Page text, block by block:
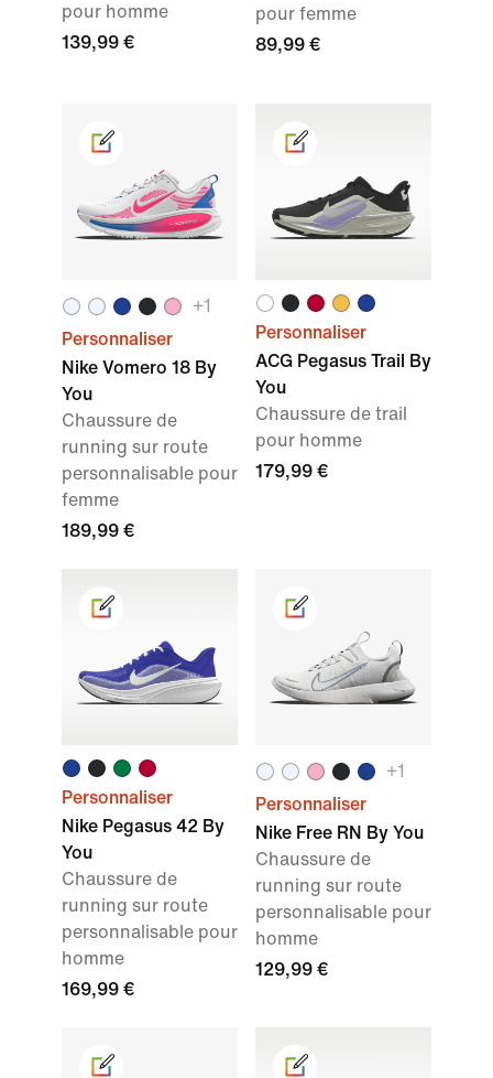
pour homme
139,99 €
pour femme
89,99 €
+1
Personnaliser
Nike Vomero 18 By
You
Chaussure de
running sur route
personnalisable pour
femme
189,99 €
Personnaliser
ACG Pegasus Trail By
You
Chaussure de trail
pour homme
179,99 €
Personnaliser
Nike Pegasus 42 By
You
Chaussure de
running sur route
personnalisable pour
homme
169,99 €
+1
Personnaliser
Nike Free RN By You
Chaussure de
running sur route
personnalisable pour
homme
129,99 €